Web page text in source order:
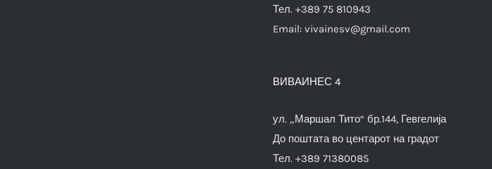
Тел. +389 75 810943
Email: vivainesv@gmail.com
ВИВАИНЕС 4
ул. „Маршал Тито“ бр.144, Гевгелија
До поштата во центарот на градот
Тел. +389 71380085